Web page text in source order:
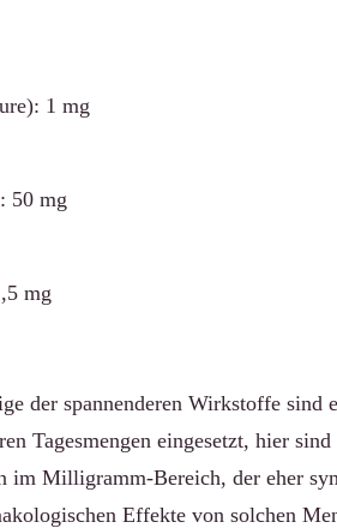
1 mg
50 mg
mg
der spannenderen Wirkstoffe
Tagesmengen eingesetzt, hier
im Milligramm-Bereich, der eher
Effekte von solchen